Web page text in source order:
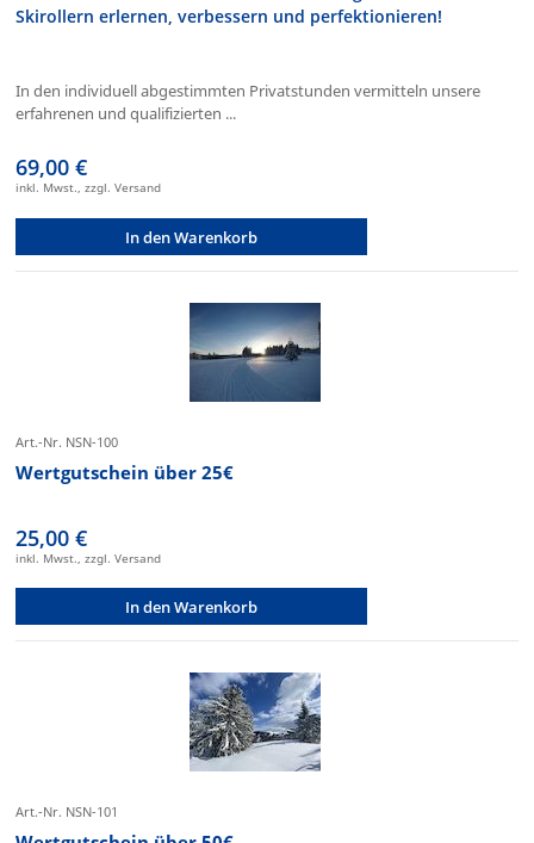
Skirollern erlernen, verbessern und perfektionieren!
In den individuell abgestimmten Privatstunden vermitteln unsere
erfahrenen und qualifizierten ...
69,00 €
inkl. Mwst., zzgl. Versand
In den Warenkorb
Art.-Nr. NSN-100
Wertgutschein über 25€
25,00 €
inkl. Mwst., zzgl. Versand
In den Warenkorb
Art.-Nr. NSN-101